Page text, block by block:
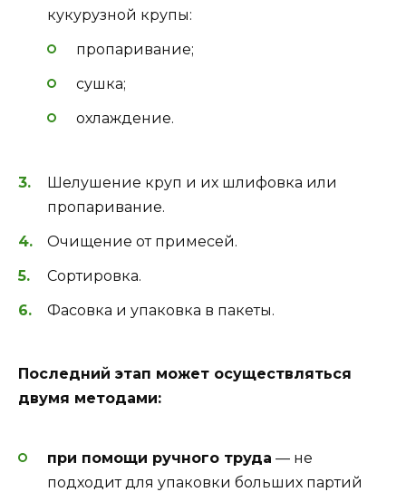
кукурузной крупы:
пропаривание;
сушка;
охлаждение.
Шелушение круп и их шлифовка или
пропаривание.
Очищение от примесей.
Сортировка.
Фасовка и упаковка в пакеты.
Последний этап может осуществляться
двумя методами:
при помощи ручного труда — не
подходит для упаковки больших партий